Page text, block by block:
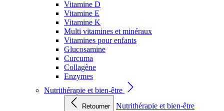
Vitamine D
Vitamine E
Vitamine K
Multi vitamines et minéraux
Vitamines pour enfants
Glucosamine
Curcuma
Collagène
Enzymes
Nutrithérapie et bien-être
Retourner
Nutrithérapie et bien-être